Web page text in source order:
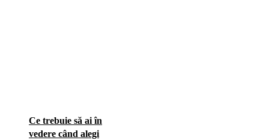
Ce trebuie să ai în
vedere când alegi